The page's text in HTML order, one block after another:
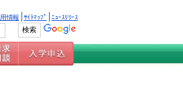
情報 ｻｲﾄﾏｯﾌﾟ ﾆｭｰｽﾘﾘｰｽ